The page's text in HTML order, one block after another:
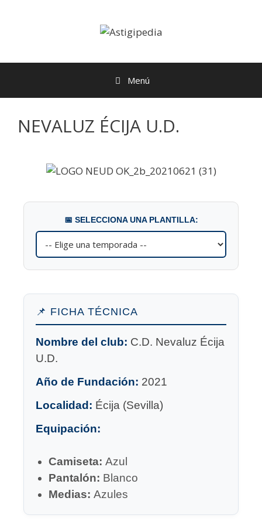
Menú
NEVALUZ ÉCIJA U.D.
📅 SELECCIONA UNA PLANTILLA:
📌 FICHA TÉCNICA
Nombre del club: C.D. Nevaluz Écija
U.D.
Año de Fundación: 2021
Localidad: Écija (Sevilla)
Equipación:
Camiseta: Azul
Pantalón: Blanco
Medias: Azules